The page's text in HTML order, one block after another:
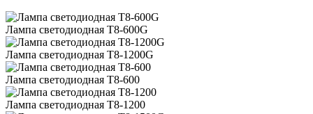
Лампа светодиодная Т8-600G
Лампа светодиодная Т8-1200G
Лампа светодиодная Т8-600
Лампа светодиодная Т8-1200